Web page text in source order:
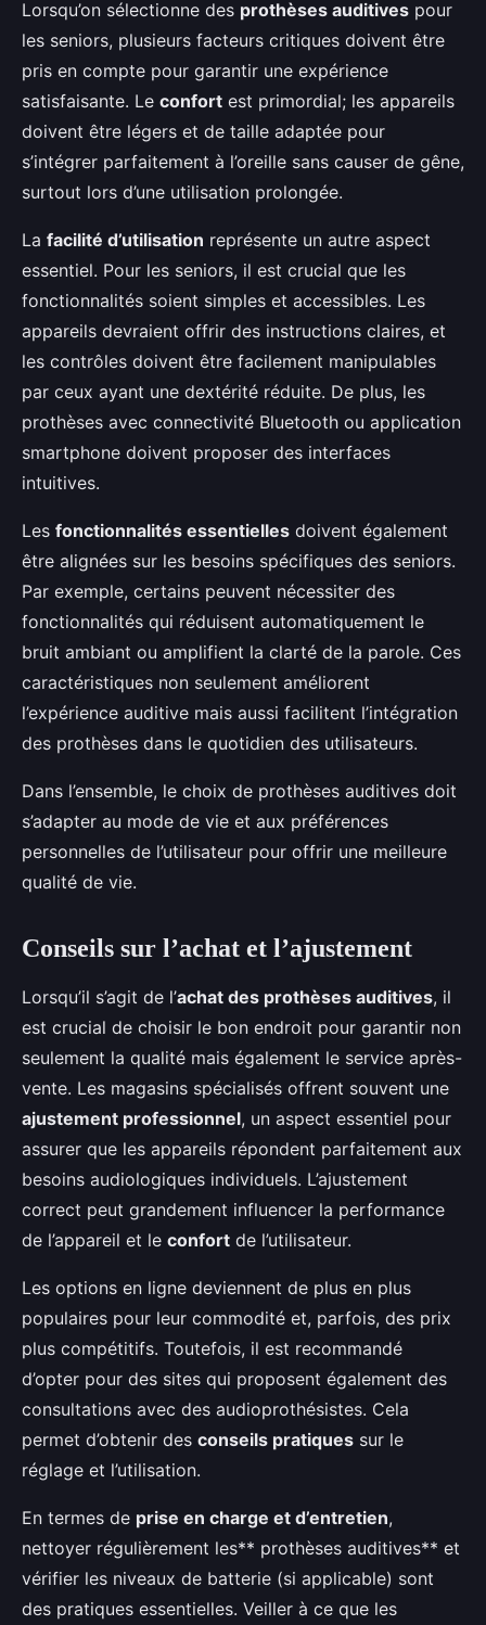
Lorsqu’on sélectionne des prothèses auditives pour
les seniors, plusieurs facteurs critiques doivent être
pris en compte pour garantir une expérience
satisfaisante. Le confort est primordial; les appareils
doivent être légers et de taille adaptée pour
s’intégrer parfaitement à l’oreille sans causer de gêne,
surtout lors d’une utilisation prolongée.
La facilité d’utilisation représente un autre aspect
essentiel. Pour les seniors, il est crucial que les
fonctionnalités soient simples et accessibles. Les
appareils devraient offrir des instructions claires, et
les contrôles doivent être facilement manipulables
par ceux ayant une dextérité réduite. De plus, les
prothèses avec connectivité Bluetooth ou application
smartphone doivent proposer des interfaces
intuitives.
Les fonctionnalités essentielles doivent également
être alignées sur les besoins spécifiques des seniors.
Par exemple, certains peuvent nécessiter des
fonctionnalités qui réduisent automatiquement le
bruit ambiant ou amplifient la clarté de la parole. Ces
caractéristiques non seulement améliorent
l’expérience auditive mais aussi facilitent l’intégration
des prothèses dans le quotidien des utilisateurs.
Dans l’ensemble, le choix de prothèses auditives doit
s’adapter au mode de vie et aux préférences
personnelles de l’utilisateur pour offrir une meilleure
qualité de vie.
Conseils sur l’achat et l’ajustement
Lorsqu’il s’agit de l’achat des prothèses auditives, il
est crucial de choisir le bon endroit pour garantir non
seulement la qualité mais également le service après-
vente. Les magasins spécialisés offrent souvent une
ajustement professionnel, un aspect essentiel pour
assurer que les appareils répondent parfaitement aux
besoins audiologiques individuels. L’ajustement
correct peut grandement influencer la performance
de l’appareil et le confort de l’utilisateur.
Les options en ligne deviennent de plus en plus
populaires pour leur commodité et, parfois, des prix
plus compétitifs. Toutefois, il est recommandé
d’opter pour des sites qui proposent également des
consultations avec des audioprothésistes. Cela
permet d’obtenir des conseils pratiques sur le
réglage et l’utilisation.
En termes de prise en charge et d’entretien,
nettoyer régulièrement les** prothèses auditives** et
vérifier les niveaux de batterie (si applicable) sont
des pratiques essentielles. Veiller à ce que les